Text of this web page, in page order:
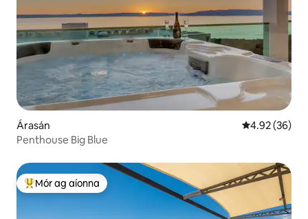
Árasán Meánrátáil
4.92 (36)
Penthouse Big Blue
An-mhór ag aíonna
Mór ag aíonna